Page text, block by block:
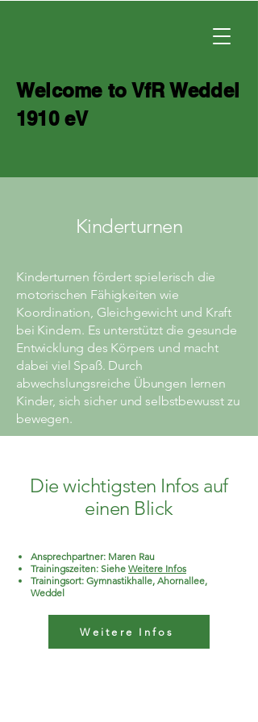
Welcome to VfR Weddel
1910 eV
Kinderturnen
Kinderturnen fördert spielerisch die
motorischen Fähigkeiten wie
Koordination, Gleichgewicht und Kraft
bei Kindern. Es unterstützt die gesunde
Entwicklung des Körpers und macht
dabei viel Spaß. Durch
abwechslungsreiche Übungen lernen
Kinder, sich sicher und selbstbewusst zu
bewegen.
Die wichtigsten Infos auf
einen Blick
Ansprechpartner: Maren Rau
Trainingszeiten: Siehe Weitere Infos
Trainingsort: Gymnastikhalle, Ahornallee,
Weddel
Weitere Infos